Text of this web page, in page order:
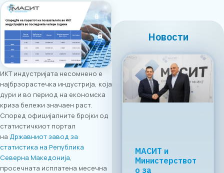
ИКТ индустријата несомнено е
најбрзорастечка индустрија, која
дури и во период на економска
криза бележи значаен раст.
Според официјалните бројки од
статистичкиот портал
на Државниот завод за
статистика на Република
Северна Македонија,
просечната исплатена месечна
Новости
Регионалната
tech соработка